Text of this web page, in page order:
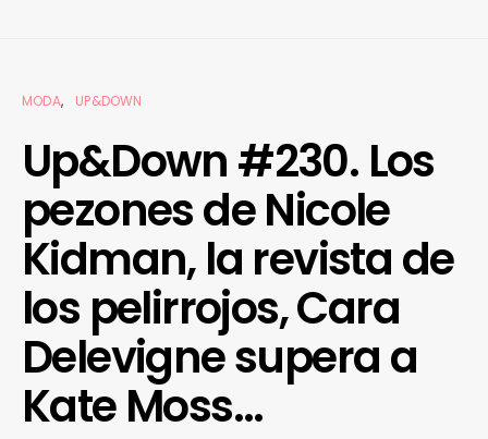
MODA UP&DOWN
Up&Down #230. Los
pezones de Nicole
Kidman, la revista de
los pelirrojos, Cara
Delevigne supera a
Kate Moss…